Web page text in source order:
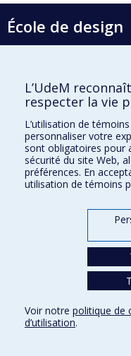
École de design
Faculté de l'aménagement
Plan du site
Accessibilité
L’UdeM
respecter la vie
L’utilisation de
personnaliser votre
sont obligatoires pour
sécurité du site Web,
préférences. En
utilisation de témoins
Voir notre politique de
d’utilisation.